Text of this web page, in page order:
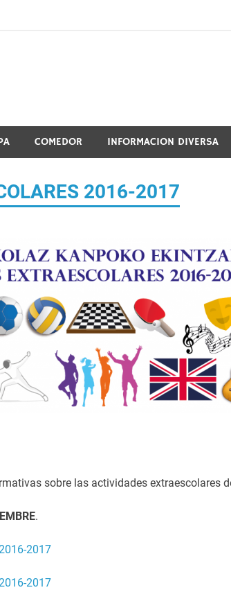
COMEDOR INFORMACION DIVERSA
2016-2017
sobre las actividades extraescolares
.
2017
2017